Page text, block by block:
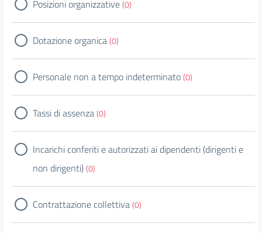
Posizioni organizzative(0)
Dotazione organica(0)
Personale non a tempo indeterminato(0)
Tassi di assenza(0)
Incarichi conferiti e autorizzati ai dipendenti (dirigenti e
non dirigenti)(0)
Contrattazione collettiva(0)